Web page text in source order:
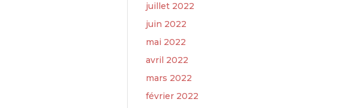
juillet 2022
juin 2022
mai 2022
avril 2022
mars 2022
février 2022